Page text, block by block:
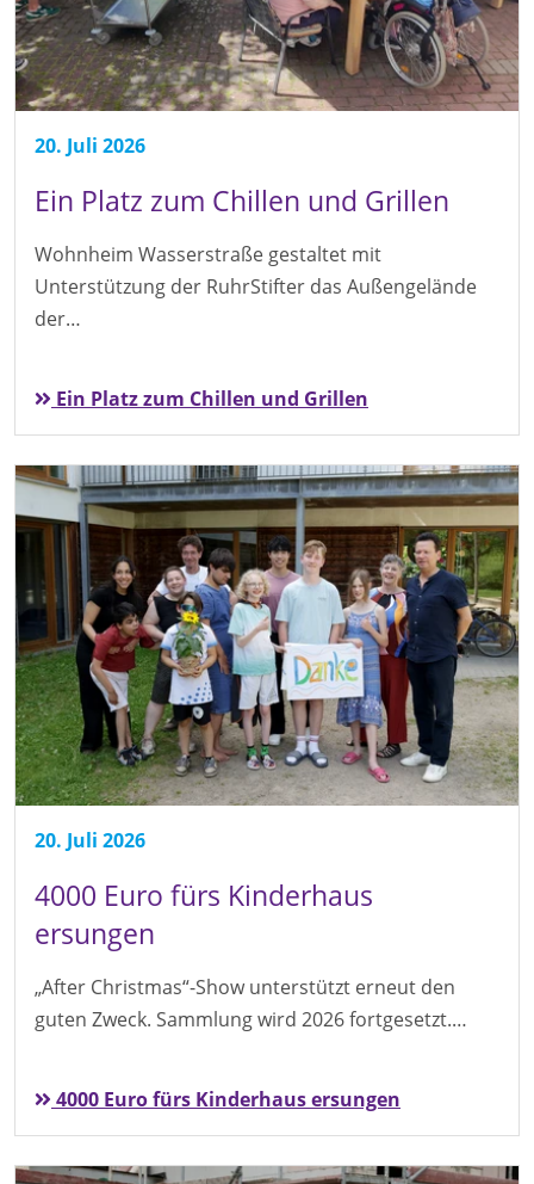
20. Juli 2026
Ein Platz zum Chillen und Grillen
Wohnheim Wasserstraße gestaltet mit
Unterstützung der RuhrStifter das Außengelände
der…
Ein Platz zum Chillen und Grillen
20. Juli 2026
4000 Euro fürs Kinderhaus
ersungen
„After Christmas“-Show unterstützt erneut den
guten Zweck. Sammlung wird 2026 fortgesetzt.…
4000 Euro fürs Kinderhaus ersungen